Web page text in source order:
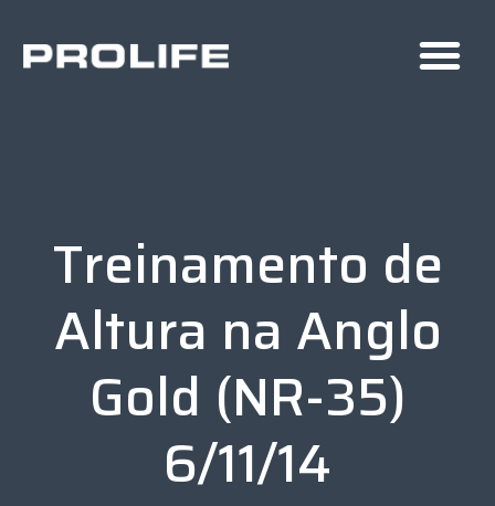
Treinamento de
Altura na Anglo
Gold (NR-35)
6/11/14